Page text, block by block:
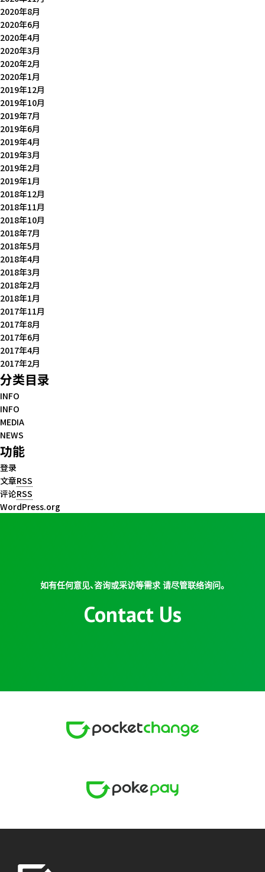
2020年8月
2020年6月
2020年4月
2020年3月
2020年2月
2020年1月
2019年12月
2019年10月
2019年7月
2019年6月
2019年4月
2019年3月
2019年2月
2019年1月
2018年12月
2018年11月
2018年10月
2018年7月
2018年5月
2018年4月
2018年3月
2018年2月
2018年1月
2017年11月
2017年8月
2017年6月
2017年4月
2017年2月
分类目录
INFO
INFO
MEDIA
NEWS
功能
登录
文章RSS
评论RSS
WordPress.org
如有任何意见、咨询或采访等需求 请尽管联络询问。
Contact Us